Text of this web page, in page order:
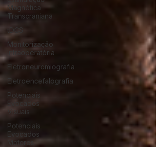
Magnética
Transcraniana
tDCS
Monitorização
Intraoperatória
Eletroneuromiografia
Eletroencefalografia
Potenciais
Evocados
Visuais
Potenciais
Evocados
Motores